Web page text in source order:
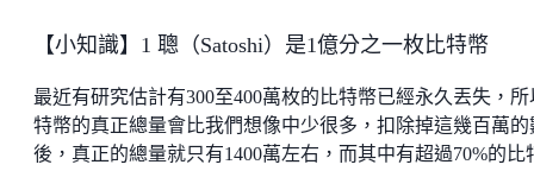
【小知識】1 聰（Satoshi）是1億分之一枚比特幣
最近有研究估計有300至400萬枚的比特幣已經永久丟失，所
特幣的真正總量會比我們想像中少很多，扣除掉這幾百萬的
後，真正的總量就只有1400萬左右，而其中有超過70%的比